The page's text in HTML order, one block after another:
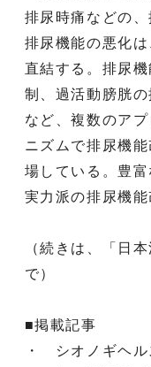
排尿時痛などの
排尿機能の悪化
直結する。排尿
制、過活動膀胱
など、複数のア
ニズムで排尿機
場している。豊
実力派の排尿機能
（続きは、「日
で）
■掲載記事
・ シオノギヘル